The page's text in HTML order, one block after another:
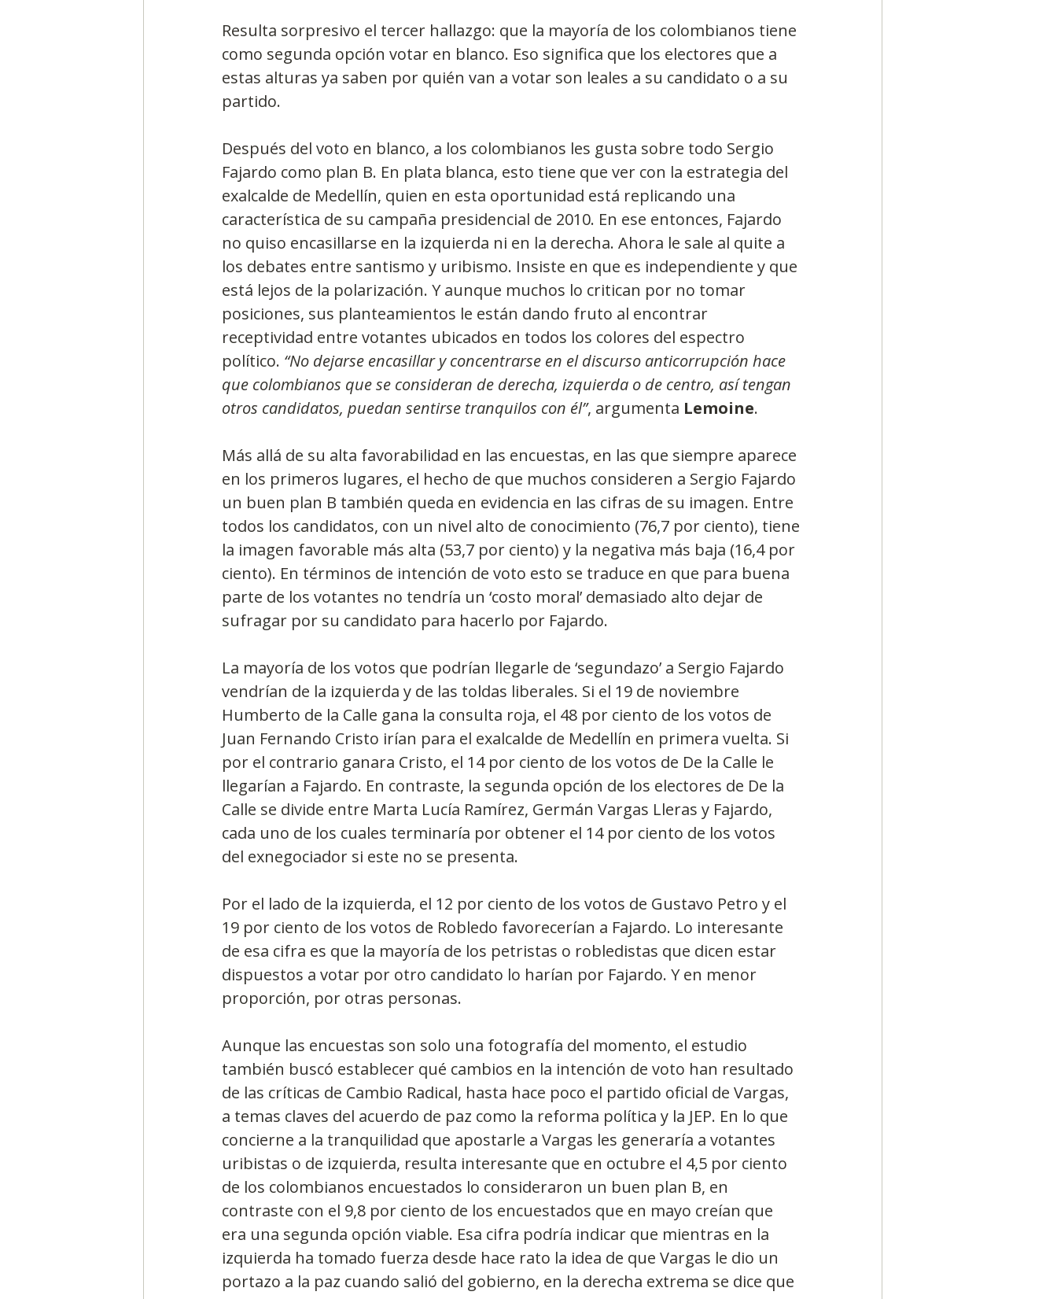
Resulta sorpresivo el tercer hallazgo: que la mayoría de los colombianos tiene
como segunda opción votar en blanco. Eso significa que los electores que a
estas alturas ya saben por quién van a votar son leales a su candidato o a su
partido.
Después del voto en blanco, a los colombianos les gusta sobre todo Sergio
Fajardo como plan B. En plata blanca, esto tiene que ver con la estrategia del
exalcalde de Medellín, quien en esta oportunidad está replicando una
característica de su campaña presidencial de 2010. En ese entonces, Fajardo
no quiso encasillarse en la izquierda ni en la derecha. Ahora le sale al quite a
los debates entre santismo y uribismo. Insiste en que es independiente y que
está lejos de la polarización. Y aunque muchos lo critican por no tomar
posiciones, sus planteamientos le están dando fruto al encontrar
receptividad entre votantes ubicados en todos los colores del espectro
político. “No dejarse encasillar y concentrarse en el discurso anticorrupción hace
que colombianos que se consideran de derecha, izquierda o de centro, así tengan
otros candidatos, puedan sentirse tranquilos con él”, argumenta Lemoine.
Más allá de su alta favorabilidad en las encuestas, en las que siempre aparece
en los primeros lugares, el hecho de que muchos consideren a Sergio Fajardo
un buen plan B también queda en evidencia en las cifras de su imagen. Entre
todos los candidatos, con un nivel alto de conocimiento (76,7 por ciento), tiene
la imagen favorable más alta (53,7 por ciento) y la negativa más baja (16,4 por
ciento). En términos de intención de voto esto se traduce en que para buena
parte de los votantes no tendría un ‘costo moral’ demasiado alto dejar de
sufragar por su candidato para hacerlo por Fajardo.
La mayoría de los votos que podrían llegarle de ‘segundazo’ a Sergio Fajardo
vendrían de la izquierda y de las toldas liberales. Si el 19 de noviembre
Humberto de la Calle gana la consulta roja, el 48 por ciento de los votos de
Juan Fernando Cristo irían para el exalcalde de Medellín en primera vuelta. Si
por el contrario ganara Cristo, el 14 por ciento de los votos de De la Calle le
llegarían a Fajardo. En contraste, la segunda opción de los electores de De la
Calle se divide entre Marta Lucía Ramírez, Germán Vargas Lleras y Fajardo,
cada uno de los cuales terminaría por obtener el 14 por ciento de los votos
del exnegociador si este no se presenta.
Por el lado de la izquierda, el 12 por ciento de los votos de Gustavo Petro y el
19 por ciento de los votos de Robledo favorecerían a Fajardo. Lo interesante
de esa cifra es que la mayoría de los petristas o robledistas que dicen estar
dispuestos a votar por otro candidato lo harían por Fajardo. Y en menor
proporción, por otras personas.
Aunque las encuestas son solo una fotografía del momento, el estudio
también buscó establecer qué cambios en la intención de voto han resultado
de las críticas de Cambio Radical, hasta hace poco el partido oficial de Vargas,
a temas claves del acuerdo de paz como la reforma política y la JEP. En lo que
concierne a la tranquilidad que apostarle a Vargas les generaría a votantes
uribistas o de izquierda, resulta interesante que en octubre el 4,5 por ciento
de los colombianos encuestados lo consideraron un buen plan B, en
contraste con el 9,8 por ciento de los encuestados que en mayo creían que
era una segunda opción viable. Esa cifra podría indicar que mientras en la
izquierda ha tomado fuerza desde hace rato la idea de que Vargas le dio un
portazo a la paz cuando salió del gobierno, en la derecha extrema se dice que